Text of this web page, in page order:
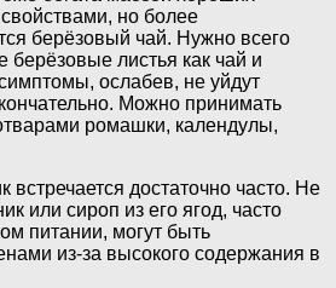
но более
берёзовый чай. Нужно всего
берёзовые листья как чай и
ослабев, не уйдут
Можно принимать
poмaшки, кaлeндулы,
достаточно часто. Не
или сироп из его ягод, часто
питании, могут быть
из-за высокого содержания в